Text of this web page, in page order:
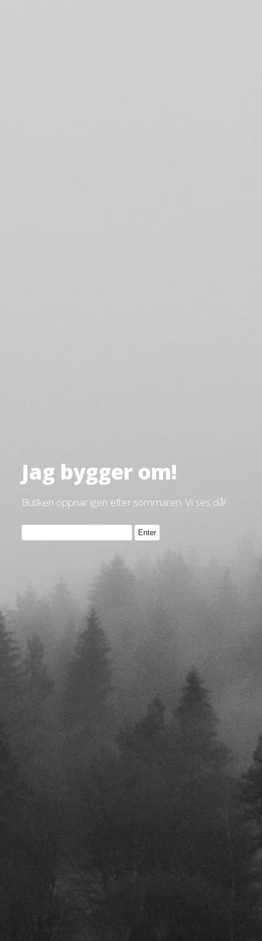
Jag bygger om!
Butiken öppnar igen efter sommaren. Vi ses då!